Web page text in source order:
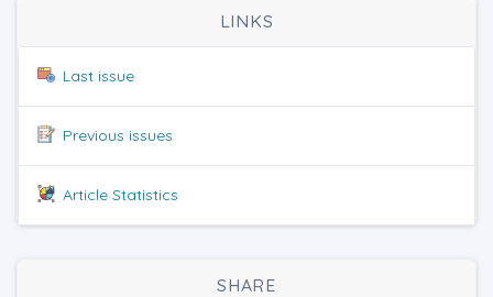
LINKS
Last issue
Previous issues
Article Statistics
SHARE